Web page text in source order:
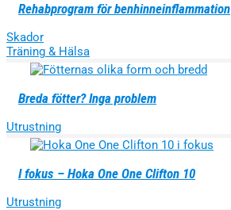
Rehabprogram för benhinneinflammation
Skador
Träning & Hälsa
Breda fötter? Inga problem
Utrustning
I fokus – Hoka One One Clifton 10
Utrustning